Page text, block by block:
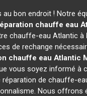
au bon endroit ! Notre
chauffe eau
chauffe-eau Atlantic à
de rechange
chauffe eau Atlantic
vous soyez informé à
de chauffe-
Nous offrons